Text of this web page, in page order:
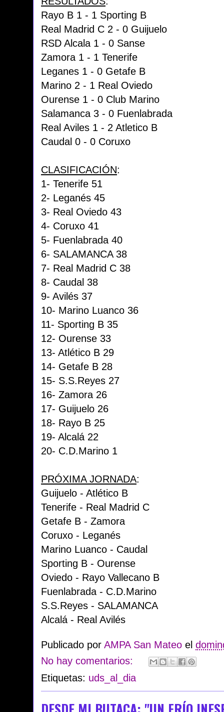
Rayo B 1 - 1 Sporting B
Real Madrid C 2 - 0 Guijuelo
RSD Alcala 1 - 0 Sanse
Zamora 1 - 1 Tenerife
Leganes 1 - 0 Getafe B
Marino 2 - 1 Real Oviedo
Ourense 1 - 0 Club Marino
Salamanca 3 - 0 Fuenlabrada
Real Aviles 1 - 2 Atletico B
Caudal 0 - 0 Coruxo
CLASIFICACIÓN:
1- Tenerife 51
2- Leganés 45
3- Real Oviedo 43
4- Coruxo 41
5- Fuenlabrada 40
6- SALAMANCA 38
7- Real Madrid C 38
8- Caudal 38
9- Avilés 37
10- Marino Luanco 36
11- Sporting B 35
12- Ourense 33
13- Atlético B 29
14- Getafe B 28
15- S.S.Reyes 27
16- Zamora 26
17- Guijuelo 26
18- Rayo B 25
19- Alcalá 22
20- C.D.Marino 1
PRÓXIMA JORNADA:
Guijuelo - Atlético B
Tenerife - Real Madrid C
Getafe B - Zamora
Coruxo - Leganés
Marino Luanco - Caudal
Sporting B - Ourense
Oviedo - Rayo Vallecano B
Fuenlabrada - C.D.Marino
S.S.Reyes - SALAMANCA
Alcalá - Real Avilés
Publicado por AMPA San Mateo el
No hay comentarios:
Etiquetas: uds_al_dia